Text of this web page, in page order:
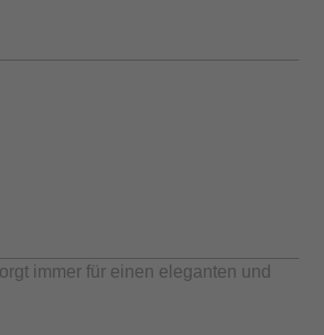
immer für einen eleganten und